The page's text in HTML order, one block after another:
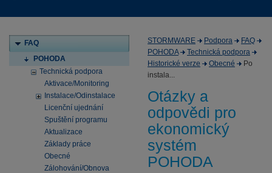
FAQ
POHODA
Technická podpora
Aktivace/Monitoring
Instalace/Odinstalace
Licenční ujednání
Spuštění programu
Aktualizace
Základy práce
Obecné
Zálohování/Obnova
STORMWARE Podpora
FAQ
POHODA
Technická podpora
Historické verze
Obecné
Po
instala...
Otázky a
odpovědi pro
ekonomický
systém
POHODA